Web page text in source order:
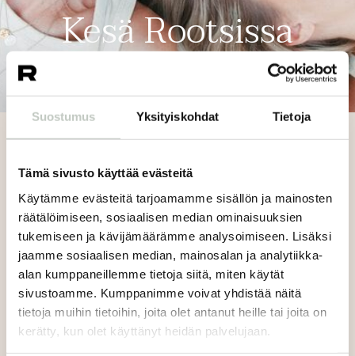
Suostumus Yksityiskohdat Tietoja
Tämä sivusto käyttää evästeitä
Käytämme evästeitä tarjoamamme sisällön ja mainosten
räätälöimiseen, sosiaalisen median ominaisuuksien
tukemiseen ja kävijämäärämme analysoimiseen. Lisäksi
jaamme sosiaalisen median, mainosalan ja analytiikka-
alan kumppaneillemme tietoja siitä, miten käytät
sivustoamme. Kumppanimme voivat yhdistää näitä
tietoja muihin tietoihin, joita olet antanut heille tai joita on
kerätty, kun olet käyttänyt heidän palvelujaan.
Kesä Rootsissa
Takaisin
Kirjoittanut:Emilia Viherkoski
Siirrymmekesäajan lukujärjestykseenporrastetusti
juuhannustorstaina 18.6. ja aloitamme syyslukkarin
parissa maanantaina 17.8.